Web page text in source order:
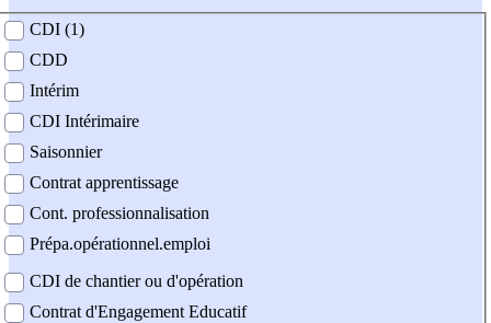
contrat
CDI (1)
CDD
Intérim
CDI Intérimaire
Saisonnier
Contrat apprentissage
Cont. professionnalisation
Prépa.opérationnel.emploi
CDI de chantier ou d'opération
Contrat d'Engagement Educatif